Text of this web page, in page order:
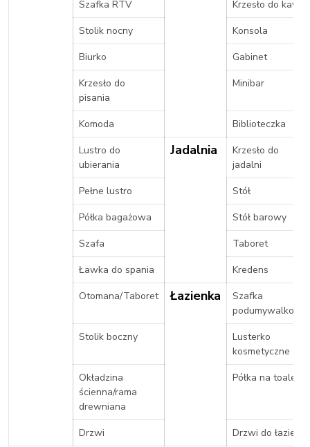
Szafka RTV
Krzesło do kawy
Stolik nocny
Konsola
Biurko
Gabinet
Krzesło do
pisania
Minibar
Komoda
Biblioteczka
Lustro do
ubierania
Jadalnia
Krzesło do
jadalni
Pełne lustro
Stół
Półka bagażowa
Stół barowy
Szafa
Taboret
Ławka do spania
Kredens
Otomana/Taboret
Łazienka
Szafka
podumywalkowa
Stolik boczny
Lusterko
kosmetyczne
Okładzina
ścienna/rama
drewniana
Półka na toaletę
Drzwi Drzwi do łazienki